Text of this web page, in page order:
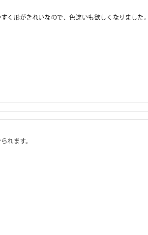
く形がきれいなので、色違いも欲しくなりました。
れます。